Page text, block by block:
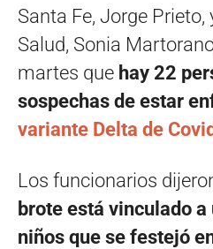
Santa Fe, Jorge
Salud, Sonia
martes que hay 22
sospechas de estar
variante Delta de Covid
Los funcionarios
brote está vinculado
niños que se festejó